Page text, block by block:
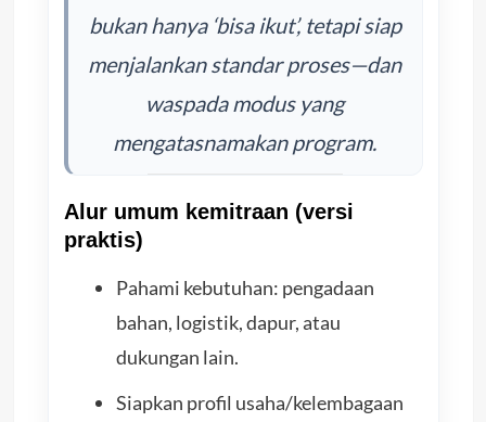
bukan hanya ‘bisa ikut’, tetapi siap
menjalankan standar proses—dan
waspada modus yang
mengatasnamakan program.
Alur umum kemitraan (versi
praktis)
Pahami kebutuhan: pengadaan
bahan, logistik, dapur, atau
dukungan lain.
Siapkan profil usaha/kelembagaan